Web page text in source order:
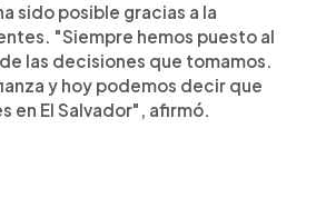
sido posible gracias a la
"Siempre hemos puesto al
las decisiones que tomamos.
y hoy podemos decir que
en El Salvador", afirmó.